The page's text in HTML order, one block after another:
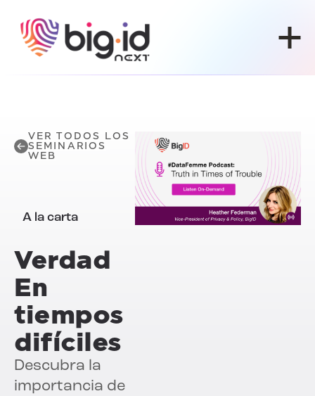
VER TODOS LOS
SEMINARIOS
WEB
A la carta
Verdad
En
tiempos
difíciles
Descubra la
importancia de